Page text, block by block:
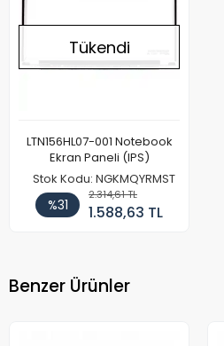
Tükendi
LTN156HL07-001 Notebook
Ekran Paneli (IPS)
Stok Kodu: NGKMQYRMST
%31
2.314,61 TL
1.588,63 TL
Benzer Ürünler